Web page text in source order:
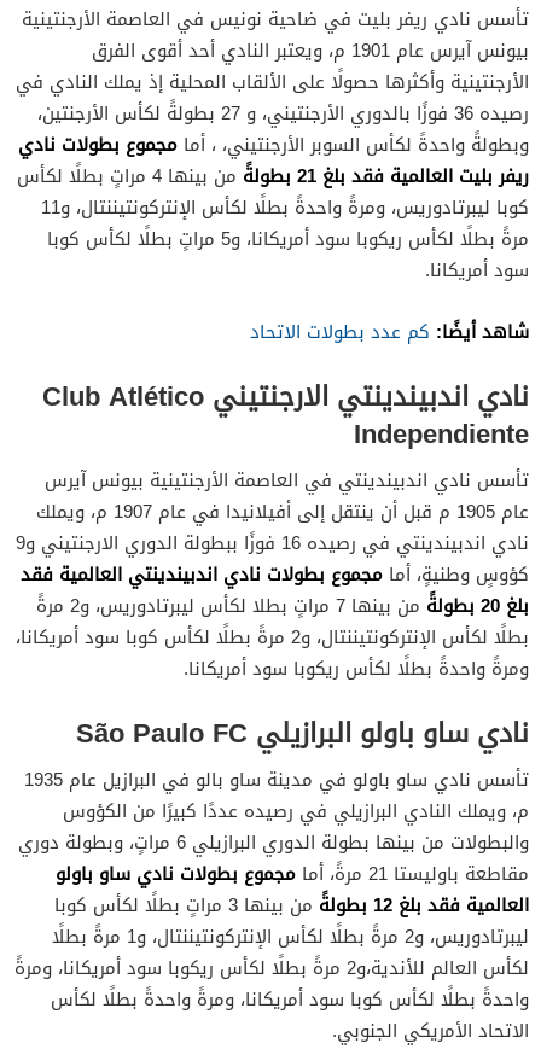
تأسس نادي ريفر بليت في ضاحية نونيس في العاصمة الأرجنتينية
بيونس آيرس عام 1901 م، ويعتبر النادي أحد أقوى الفرق
الأرجنتينية وأكثرها حصولًا على الألقاب المحلية إذ يملك النادي في
رصيده 36 فوزًا بالدوري الأرجنتيني، و 27 بطولةً لكأس الأرجنتين،
وبطولةً واحدةً لكأس السوبر الأرجنتيني، ، أما مجموع بطولات نادي
ريفر بليت العالمية فقد بلغ 21 بطولةً
من بينها 4 مراتٍ بطلًا لكأس
كوبا ليبرتادوريس، ومرةً واحدةً بطلًا لكأس الإنتركونتيننتال، و11
مرةً بطلًا لكأس ريكوبا سود أمريكانا، و5 مراتٍ بطلًا لكأس كوبا
سود أمريكانا.
شاهد أيضًا: كم عدد بطولات الاتحاد
نادي اندبيندينتي الارجنتيني Club Atlético
Independiente
تأسس نادي اندبيندينتي في العاصمة الأرجنتينية بيونس آيرس
عام 1905 م قبل أن ينتقل إلى أفيلانيدا في عام 1907 م، ويملك
نادي اندبيندينتي في رصيده 16 فوزًا ببطولة الدوري الارجنتيني و9
كؤوسٍ وطنيةٍ، أما مجموع بطولات نادي اندبيندينتي العالمية فقد
بلغ 20 بطولةً
من بينها 7 مراتٍ بطلا لكأس ليبرتادوريس، و2 مرةً
بطلًا لكأس الإنتركونتيننتال، و2 مرةً بطلًا لكأس كوبا سود أمريكانا،
ومرةً واحدةً بطلًا لكأس ريكوبا سود أمريكانا.
نادي ساو باولو البرازيلي São Paulo FC
تأسس نادي ساو باولو في مدينة ساو بالو في البرازيل عام 1935
م، ويملك النادي البرازيلي في رصيده عددًا كبيرًا من الكؤوس
والبطولات من بينها بطولة الدوري البرازيلي 6 مراتٍ، وبطولة دوري
مقاطعة باوليستا 21 مرةً، أما
مجموع بطولات نادي ساو باولو
العالمية فقد بلغ 12 بطولةً
من بينها 3 مراتٍ بطلًا لكأس كوبا
ليبرتادوريس، و2 مرةً بطلًا لكأس الإنتركونتيننتال، و1 مرةً بطلًا
لكأس العالم للأندية،و2 مرةً بطلًا لكأس ريكوبا سود أمريكانا، ومرةً
واحدةً بطلًا لكأس كوبا سود أمريكانا، ومرةً واحدةً بطلًا لكأس
الاتحاد الأمريكي الجنوبي.